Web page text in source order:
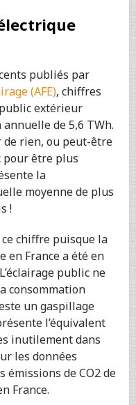
publiés par
(AFE), chiffres
extérieur
de 5,6 TWh.
de rien, ou peut-être
pour être plus
la
moyenne de plus
!
chiffre puisque la
en France a été en
public ne
consommation
un gaspillage
l’équivalent
inutilement dans
les données
émissions de CO2 de
France.